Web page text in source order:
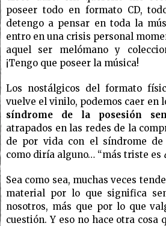
poseer todo en formato CD,
detengo a pensar en toda la
entro en una crisis personal
aquel ser melómano y
¡Tengo que poseer la música!
Los nostálgicos del formato
vuelve el vinilo, podemos caer en
síndrome de la posesión
atrapados en las redes de la
de por vida con el síndrome de
como diría alguno… “más triste es
Sea como sea, muchas veces
material por lo que significa
nosotros, más que por lo que
cuestión. Y eso no hace otra cosa